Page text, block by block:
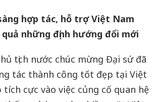
hợp tác, hỗ trợ Việt Nam
những định hướng đổi mới
tịch nước chúc mừng Đại sứ đã
tác thành công tốt đẹp tại Việt
cực vào việc củng cố quan hệ